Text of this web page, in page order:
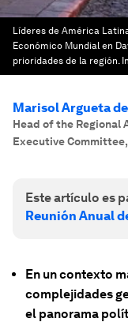
Líderes de América
Económico Mundial en
prioridades de la región.
Marisol Argueta
Head of the Regional
Executive Committee,
Este artículo es
Reunión Anual
En un contexto
complejidades
el panorama